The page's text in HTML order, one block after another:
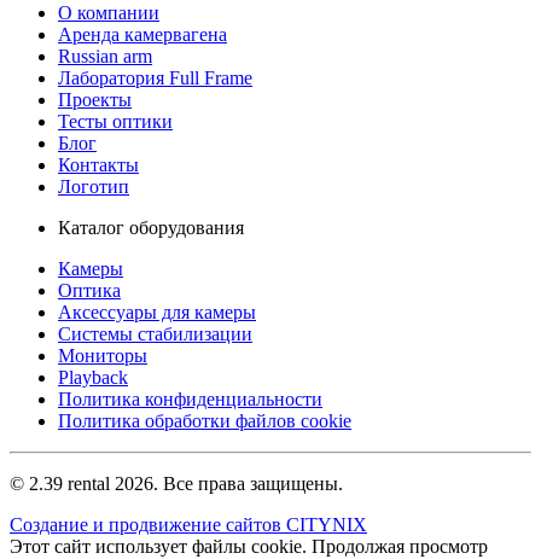
О компании
Аренда камервагена
Russian arm
Лаборатория Full Frame
Проекты
Тесты оптики
Блог
Контакты
Логотип
Каталог оборудования
Камеры
Оптика
Аксессуары для камеры
Системы стабилизации
Мониторы
Playback
Политика конфиденциальности
Политика обработки файлов cookie
© 2.39 rental 2026. Все права защищены.
Создание и продвижение сайтов CITYNIX
Этот сайт использует файлы cookie. Продолжая просмотр